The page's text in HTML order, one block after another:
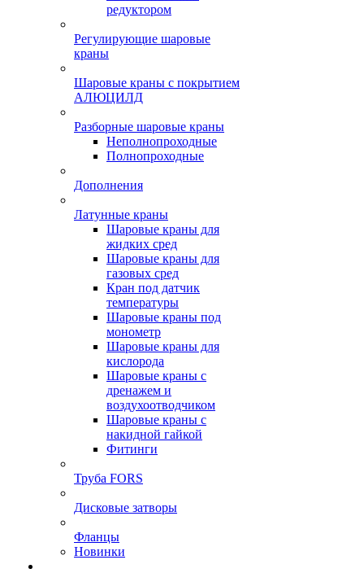
редуктором
Регулирующие шаровые
краны
Шаровые краны с покрытием
АЛЮЦИЛД
Разборные шаровые краны
Неполнопроходные
Полнопроходные
Дополнения
Латунные краны
Шаровые краны для
жидких сред
Шаровые краны для
газовых сред
Кран под датчик
температуры
Шаровые краны под
монометр
Шаровые краны для
кислорода
Шаровые краны с
дренажем и
воздухоотводчиком
Шаровые краны с
накидной гайкой
Фитинги
Труба FORS
Дисковые затворы
Фланцы
Новинки